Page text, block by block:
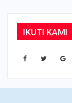
IKUTI KAMI